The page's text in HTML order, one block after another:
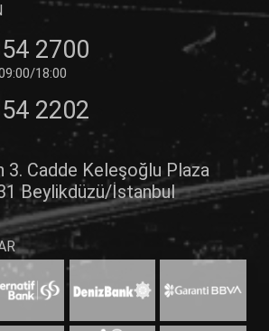
2700
18:00
2202
3. Cadde Keleşoğlu Plaza
Beylikdüzü/İstanbul